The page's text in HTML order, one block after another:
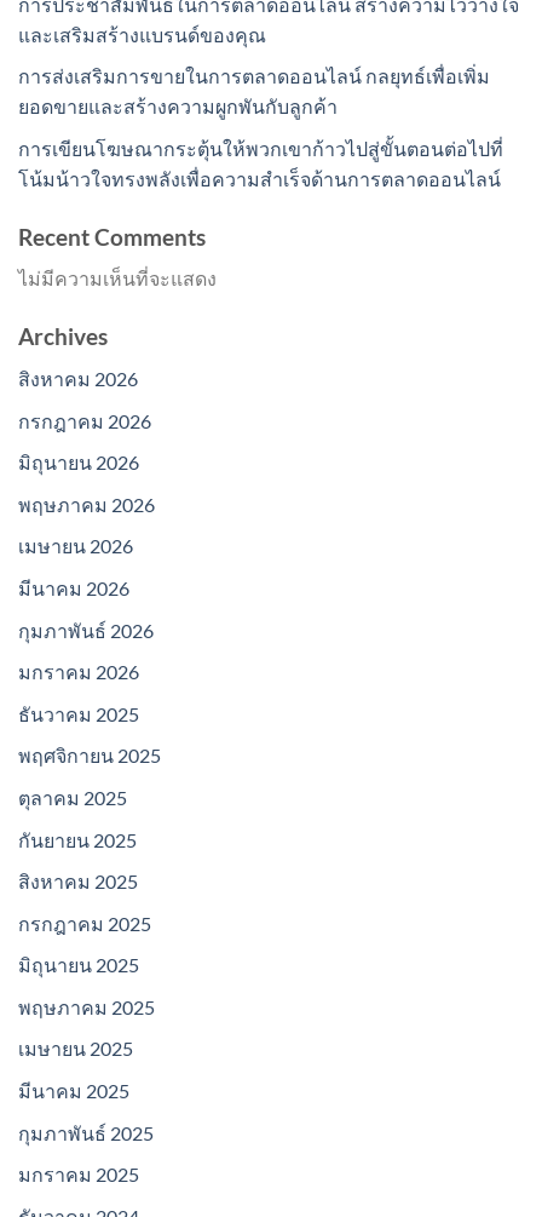
และเสริมสร้างแบรนด์ของคุณ
การส่งเสริมการขายในการตลาดออนไลน์ กลยุทธ์เพื่อเพิ่ม
ยอดขายและสร้างความผูกพันกับลูกค้า
การเขียนโฆษณากระตุ้นให้พวกเขาก้าวไปสู่ขั้นตอนต่อไปที่
โน้มน้าวใจทรงพลังเพื่อความสำเร็จด้านการตลาดออนไลน์
Recent Comments
ไม่มีความเห็นที่จะแสดง
Archives
สิงหาคม 2026
กรกฎาคม 2026
มิถุนายน 2026
พฤษภาคม 2026
เมษายน 2026
มีนาคม 2026
กุมภาพันธ์ 2026
มกราคม 2026
ธันวาคม 2025
พฤศจิกายน 2025
ตุลาคม 2025
กันยายน 2025
สิงหาคม 2025
กรกฎาคม 2025
มิถุนายน 2025
พฤษภาคม 2025
เมษายน 2025
มีนาคม 2025
กุมภาพันธ์ 2025
มกราคม 2025